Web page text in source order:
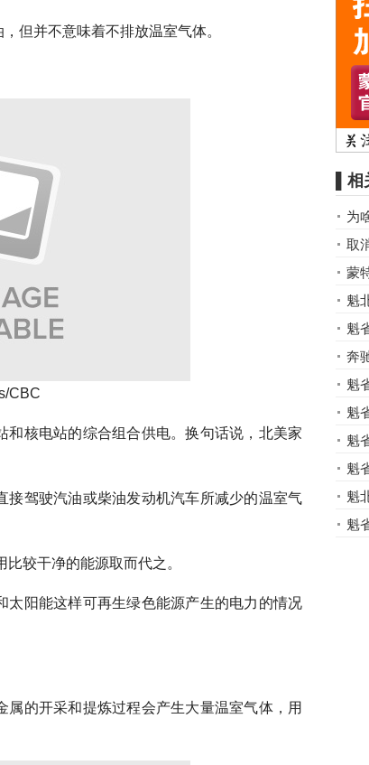
但并不意味着不排放温室气体。
CBC
核电站的综合组合供电。换句话说，北美家
接驾驶汽油或柴油发动机汽车所减少的温室气
较干净的能源取而代之。
阳能这样可再生绿色能源产生的电力的情况
的开采和提炼过程会产生大量温室气体，用
▌
为
揽
取
蒙
魁
疏
魁
奔
魁
魁
电
魁
电
魁
梁
魁
魁